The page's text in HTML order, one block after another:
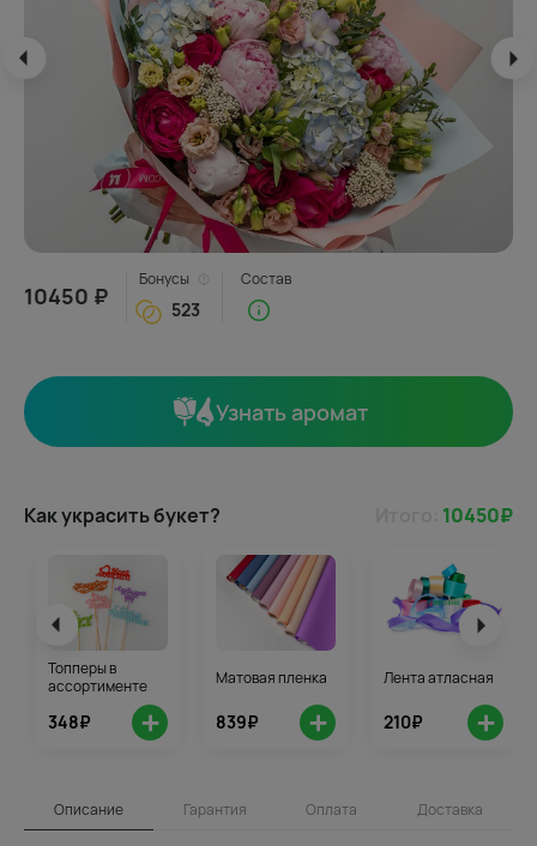
10450 ₽
Бонусы
523
Состав
Узнать аромат
Как украсить букет? 10450₽
Топперы в
ассортименте
348₽ +
Матовая пленка
839₽ +
Лента атласная
210₽ +
Описание Гарантия Оплата Доставка